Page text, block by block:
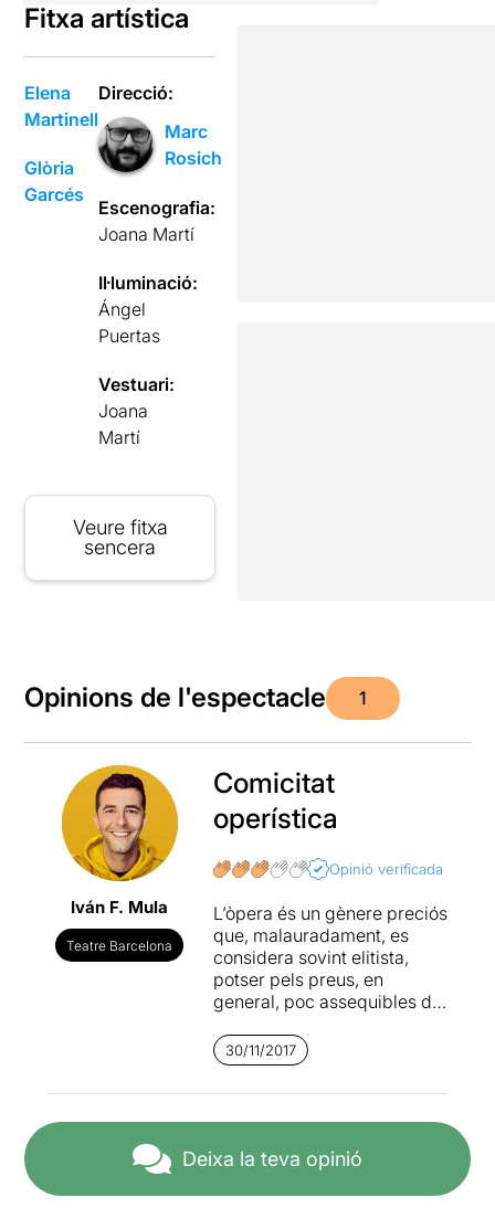
Fitxa artística
Elena
Martinell
Glòria
Garcés
Direcció:
Marc
Rosich
Escenografia:
Joana Martí
Il·luminació:
Ángel
Puertas
Vestuari:
Joana
Martí
Veure fitxa
sencera
Opinions de l'espectacle 1
Iván F. Mula
Teatre Barcelona
Comicitat
operística
Opinió verificada
L’òpera és un gènere preciós
que, malauradament, es
considera sovint elitista,
potser pels preus, en
general, poc assequibles de
muntatges per a alguns
espectadors . Per sort, de
tant en tant, trobem
lírica en petit format i que
serveixen per introduir als
profans i divertir als experts.
30/11/2017
Deixa la teva opinió